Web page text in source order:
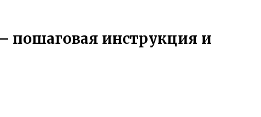
пошаговая инструкция и